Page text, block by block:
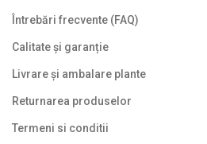
Întrebări frecvente (FAQ)
Calitate și garanție
Livrare și ambalare plante
Returnarea produselor
Termeni si conditii